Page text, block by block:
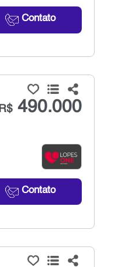
Contato
R$490.000
Contato